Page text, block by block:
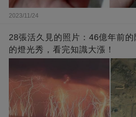
2023/11/24
28張活久見的照片：46億年前
的燈光秀，看完知識大漲！